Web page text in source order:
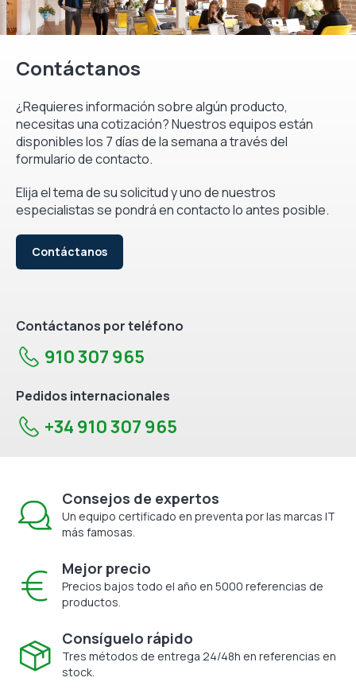
Contáctanos
¿Requieres información sobre algún producto,
necesitas una cotización? Nuestros equipos están
disponibles los 7 días de la semana a través del
formulario de contacto.
Elija el tema de su solicitud y uno de nuestros
especialistas se pondrá en contacto lo antes posible.
Contáctanos
Contáctanos por teléfono
910 307 965
Pedidos internacionales
+34 910 307 965
Consejos de expertos
Un equipo certificado en preventa por las marcas IT
más famosas.
Mejor precio
Precios bajos todo el año en 5000 referencias de
productos.
Consíguelo rápido
Tres métodos de entrega 24/48h en referencias en
stock.